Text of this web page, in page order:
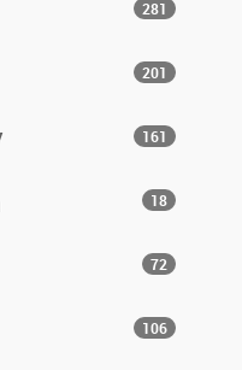
281
201
161
18
72
106